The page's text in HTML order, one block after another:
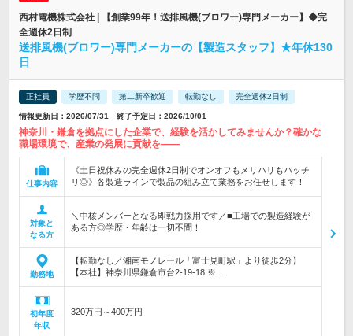
西村電機株式会社 | 【創業99年！送排風機(ブロワー)専門メーカー】◆完
全週休2日制
送排風機(ブロワー)専門メーカーの【製造スタッフ】★年休130
日
正社員 学歴不問 第二新卒歓迎 転勤なし 完全週休2日制
情報更新日：2026/07/31 終了予定日：2026/10/01
神奈川・鎌倉を拠点にした企業で、経験を活かしてみませんか？確かな
職場環境で、産業の発展に貢献を――
仕事内容
《土日祝休みの完全週休2日制でオンオフもメリハリもバッチ
リ◎》各製造ラインで製品の組み立て業務をお任せします！
対象と
なる方
＼中核メンバーとなる即戦力採用です／■工場での製造経験が
ある方◎学歴・年齢は一切不問！
勤務地
【転勤なし／湘南モノレール「富士見町駅」より徒歩2分】
【本社】神奈川県鎌倉市台2-19-18 ※…
初年度
年収
320万円～400万円